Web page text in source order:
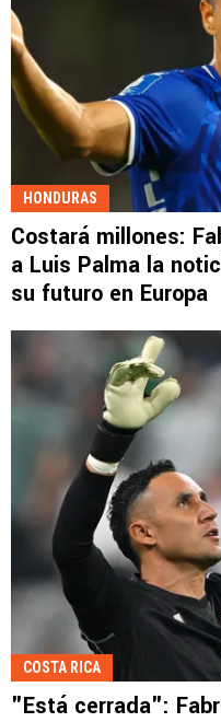
HONDURAS
Costará millones:
a Luis Palma la
su futuro en Europa
COSTA RICA
"Está cerrada":